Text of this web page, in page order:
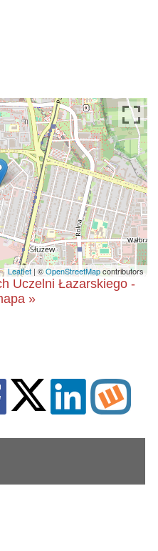
Leaflet | ©OpenStreetMapcontributors
Uczelni Łazarskiego -
»